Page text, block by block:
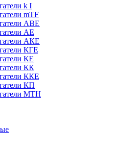
k I
mTF
АВЕ
АЕ
АКЕ
КГЕ
КЕ
КК
ККЕ
КП
МТН